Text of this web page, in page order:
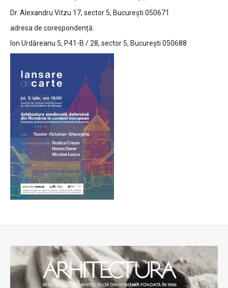
Dr. Alexandru Vitzu 17, sector 5, București 050671
adresa de corespondență:
Ion Urdăreanu 5, P41-B / 28, sector 5, București 050688